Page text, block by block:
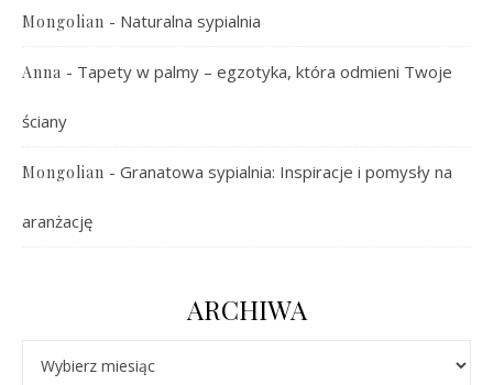
Mongolian - Naturalna sypialnia
Anna - Tapety w palmy – egzotyka, która odmieni Twoje
ściany
Mongolian - Granatowa sypialnia: Inspiracje i pomysły na
aranżację
ARCHIWA